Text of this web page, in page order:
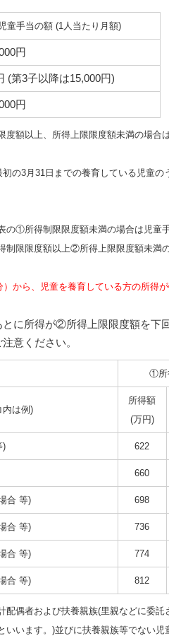
児童手当の額 (1人当たり月額)
円
(第3子以降は15,000円)
円
度額以上、所得上限限度額未満の場合
の3月31日までの養育している児童の
①所得制限限度額未満の場合は児童手
限限度額以上②所得上限限度額未満
）から、児童を養育している方の所得
に所得が②所得上限限度額を下
意ください。
①所
内は例)
所得額
(万円)
) 622
660
合 等) 698
合 等) 736
合 等) 774
合 等) 812
偶者および扶養親族(里親などに委託
いいます。)並びに扶養親族等でない